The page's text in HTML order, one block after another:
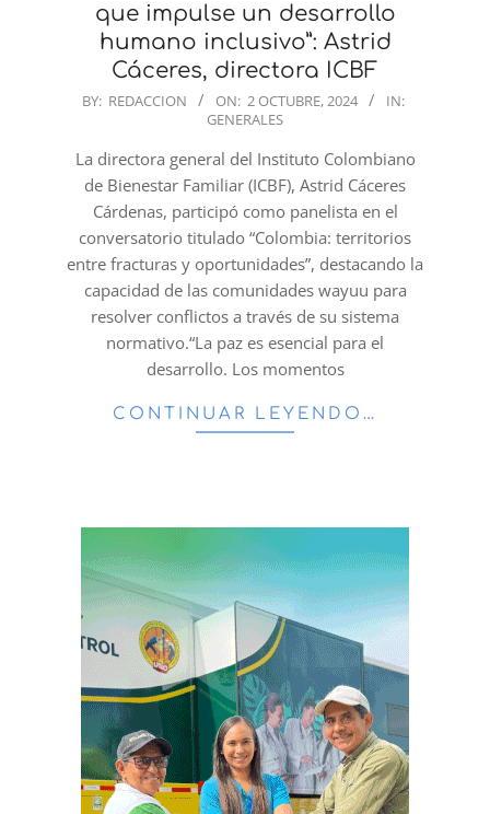
que impulse un desarrollo
humano inclusivo”: Astrid
Cáceres, directora ICBF
2024-
02
BY: REDACCION ON: 2 OCTUBRE, 2024
IN:
GENERALES
La directora general del Instituto Colombiano
de Bienestar Familiar (ICBF), Astrid Cáceres
Cárdenas, participó como panelista en el
conversatorio titulado “Colombia: territorios
entre fracturas y oportunidades”, destacando la
capacidad de las comunidades wayuu para
resolver conflictos a través de su sistema
normativo.“La paz es esencial para el
desarrollo. Los momentos
CONTINUAR LEYENDO…